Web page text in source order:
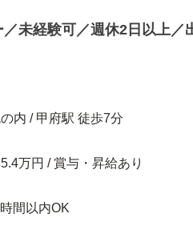
未経験可／週休2日以上／
内 / 甲府駅 徒歩7分
万円 / 賞与・昇給あり
間以内OK